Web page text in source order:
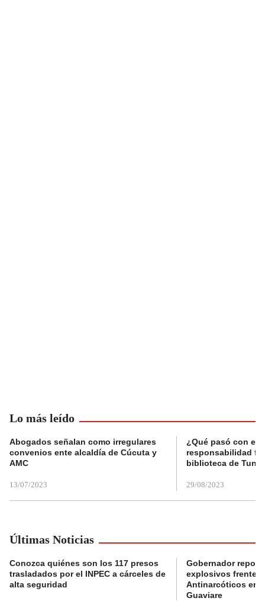
Lo más leído
Abogados señalan como irregulares
convenios ente alcaldía de Cúcuta y
AMC
13/07/2023
¿Qué pasó con el
responsabilidad
biblioteca de
29/08/2023
Últimas Noticias
Conozca quiénes son los 117 presos
trasladados por el INPEC a cárceles de
alta seguridad
Gobernador
explosivos frente a
Antinarcóticos en
Guaviare